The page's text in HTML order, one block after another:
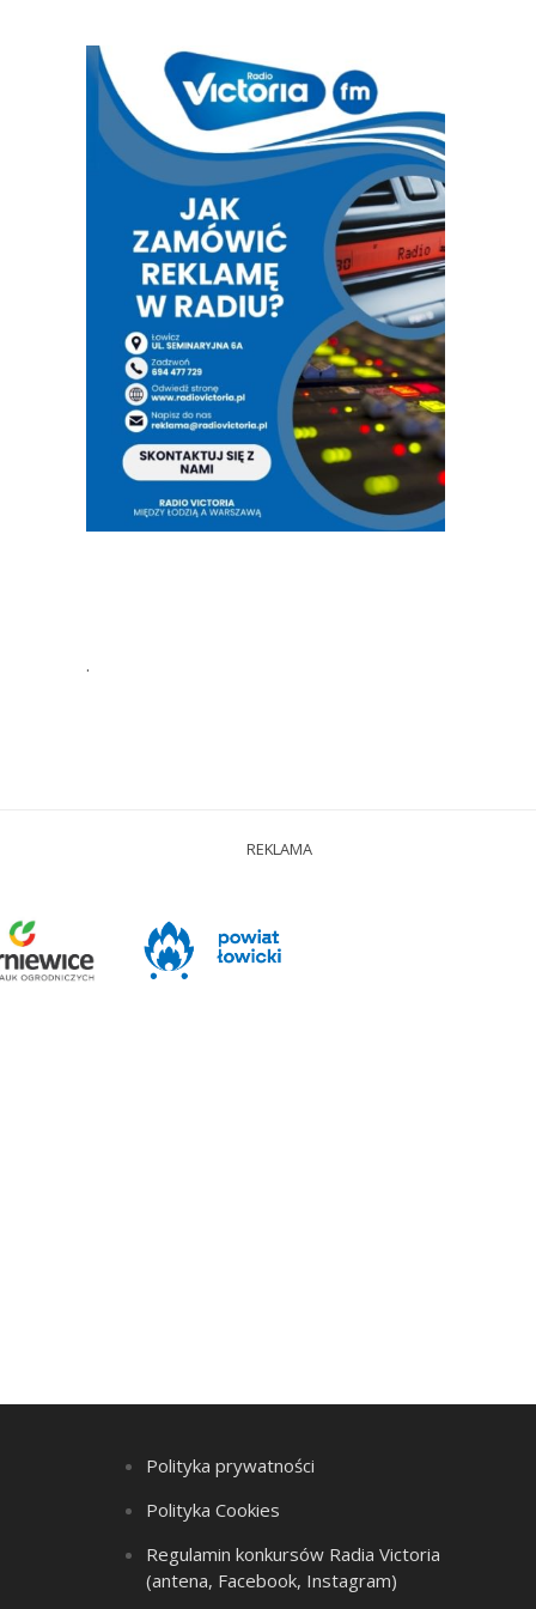
.
REKLAMA
Polityka prywatności
Polityka Cookies
Regulamin konkursów Radia Victoria
(antena, Facebook, Instagram)